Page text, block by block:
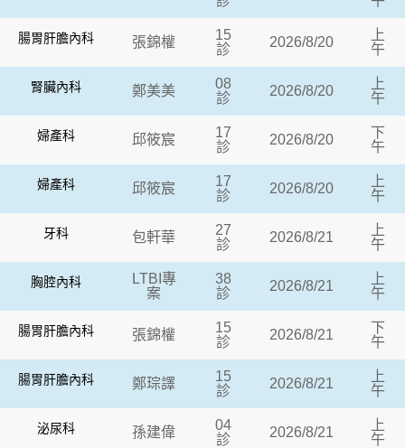
腸胃肝膽內科 張錦權
15
診
2026/8/20
上
午
腎臟內科 鄭美美
08
診
2026/8/20
上
午
婦產科 邱筱宸
17
診
2026/8/20
下
午
婦產科 邱筱宸
17
診
2026/8/20
上
午
牙科 包軒華
27
診
2026/8/21
上
午
胸腔內科
LTBI專
案
38
診
2026/8/21
上
午
腸胃肝膽內科 張錦權
15
診
2026/8/21
下
午
腸胃肝膽內科 鄭琮譯
15
診
2026/8/21
上
午
泌尿科 孫建偉
04
診
2026/8/21
上
午